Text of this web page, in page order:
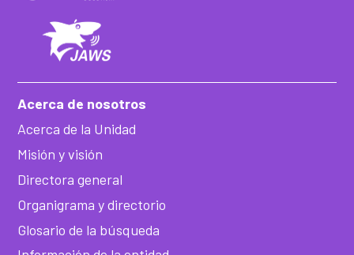
Acerca de nosotros
Acerca de la Unidad
Misión y visión
Directora general
Organigrama y directorio
Glosario de la búsqueda